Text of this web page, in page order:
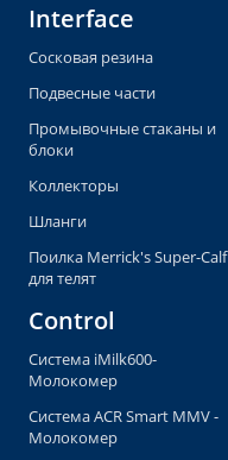
Interface
Сосковая резина
Подвесные части
Промывочные стаканы и
блоки
Коллекторы
Шланги
Поилка Merrick's Super-Calf
для телят
Control
Система iMilk600-
Молокомер
Система ACR Smart MMV -
Молокомер